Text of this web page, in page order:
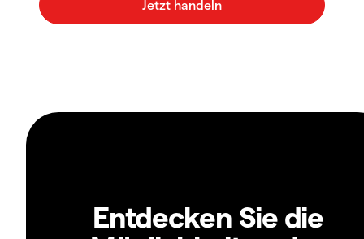
Entdecken Sie die